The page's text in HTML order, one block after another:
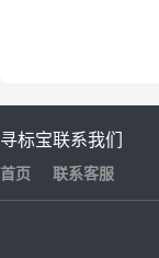
寻标宝
首页
联系我们
联系客服